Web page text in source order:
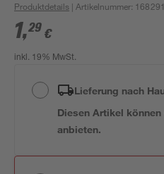
Produktdetails | Artikelnummer:
1,29 €
inkl. 19% MwSt.
Lieferung nach
Diesen Artikel
anbieten.